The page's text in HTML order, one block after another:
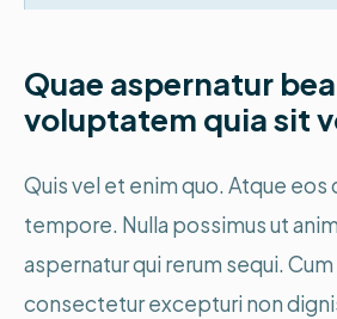
Quae aspernatur
voluptatem quia sit
Quis vel et enim quo. Atque eos
tempore. Nulla possimus ut
aspernatur qui rerum sequi.
consectetur excepturi non